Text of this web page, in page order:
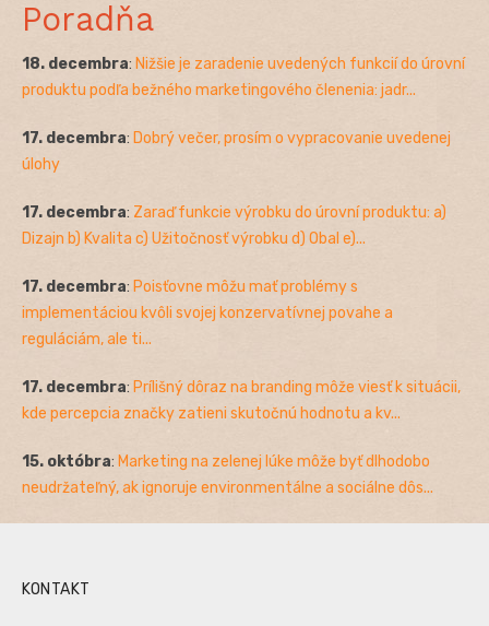
Poradňa
18. decembra: Nižšie je zaradenie uvedených funkcií do úrovní
produktu podľa bežného marketingového členenia: jadr...
17. decembra: Dobrý večer, prosím o vypracovanie uvedenej
úlohy
17. decembra: Zaraď funkcie výrobku do úrovní produktu: a)
Dizajn b) Kvalita c) Užitočnosť výrobku d) Obal e)...
17. decembra: Poisťovne môžu mať problémy s
implementáciou kvôli svojej konzervatívnej povahe a
reguláciám, ale ti...
17. decembra: Prílišný dôraz na branding môže viesť k situácii,
kde percepcia značky zatieni skutočnú hodnotu a kv...
15. októbra: Marketing na zelenej lúke môže byť dlhodobo
neudržateľný, ak ignoruje environmentálne a sociálne dôs...
KONTAKT